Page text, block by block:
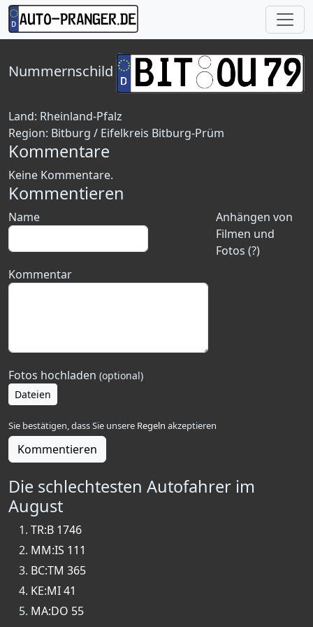
Nummernschild
Land: Rheinland-Pfalz
Region: Bitburg / Eifelkreis Bitburg-Prüm
Kommentare
Keine Kommentare.
Kommentieren
Anhängen von
Filmen und
Fotos (?)
Name
Kommentar
Fotos hochladen (optional)
Dateien
Sie bestätigen, dass Sie unsere Regeln akzeptieren
Kommentieren
Die schlechtesten Autofahrer im
August
TR:B 1746
MM:IS 111
BC:TM 365
KE:MI 41
MA:DO 55